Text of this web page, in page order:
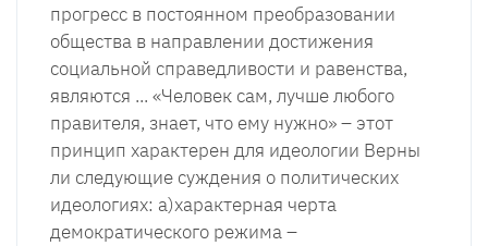
прогресс в постоянном преобразовании
общества в направлении достижения
социальной справедливости и равенства,
являются ... «Человек сам, лучше любого
правителя, знает, что ему нужно» – этот
принцип характерен для идеологии Верны
ли следующие суждения о политических
идеологиях: а)характерная черта
демократического режима –